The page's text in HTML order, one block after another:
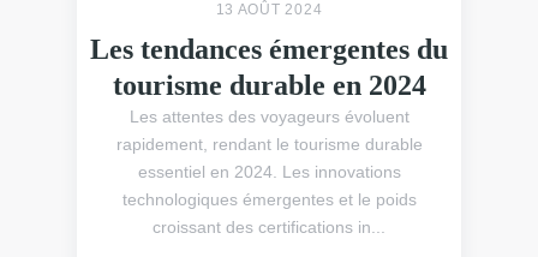
13 AOÛT 2024
Les tendances émergentes du
tourisme durable en 2024
Les attentes des voyageurs évoluent
rapidement, rendant le tourisme durable
essentiel en 2024. Les innovations
technologiques émergentes et le poids
croissant des certifications in...